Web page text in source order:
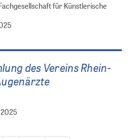
für Künstlerische
des Vereins Rhein-